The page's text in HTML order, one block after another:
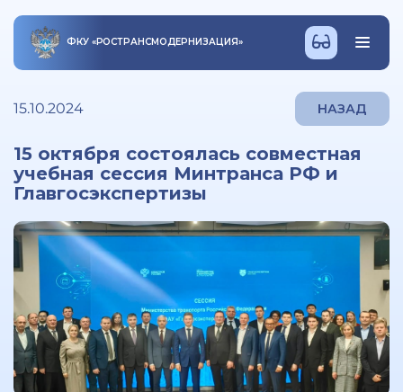
ФКУ «РОСТРАНСМОДЕРНИЗАЦИЯ»
15.10.2024 НАЗАД
15 октября состоялась совместная
учебная сессия Минтранса РФ и
Главгосэкспертизы